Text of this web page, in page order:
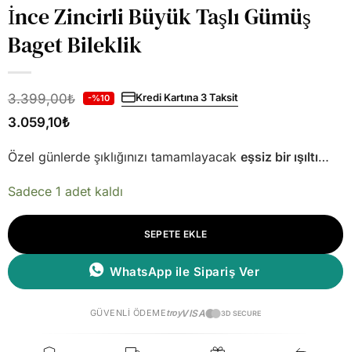
İnce Zincirli Büyük Taşlı Gümüş
Baget Bileklik
3.399,00₺ -%10 Kredi Kartına 3 Taksit
3.059,10₺
Özel günlerde şıklığınızı tamamlayacak eşsiz bir ışıltı…
Sadece 1 adet kaldı
SEPETE EKLE
WhatsApp ile Sipariş Ver
GÜVENLI ÖDEMEtroyVISA 3D SECURE